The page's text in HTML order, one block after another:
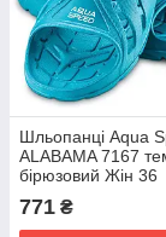
Шльопанці Aqua
ALABAMA 7167
бірюзовий Жін 36
771 ₴